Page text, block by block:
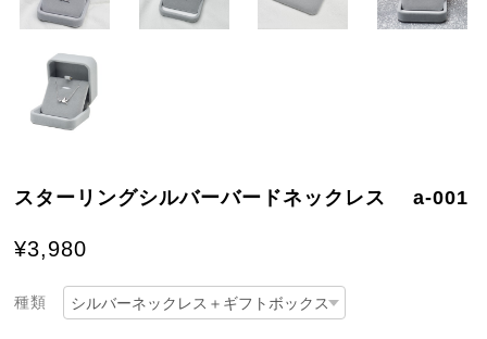
スターリングシルバーバードネックレス a-001
¥3,980
種類